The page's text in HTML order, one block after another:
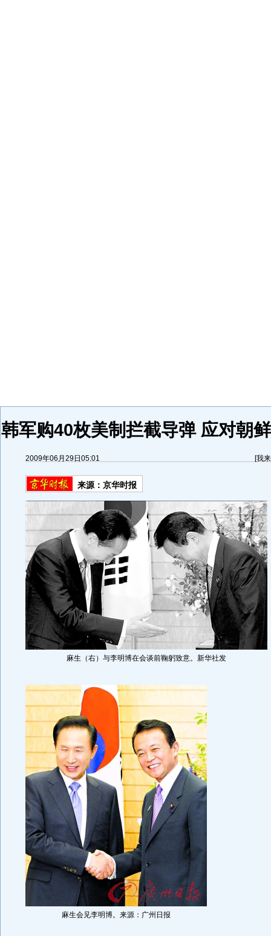
韩军购40枚美制拦截导弹 应对朝
2009年06月29日05:01 [我
来源： 京华时报
麻生（右）与李明博在会谈前鞠躬致意。新华社发
麻生会见李明博。来源：广州日报